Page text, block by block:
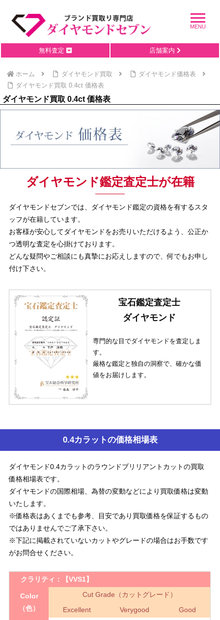
無料査定 店舗案内
ホーム ダイヤモンド買取
ダイヤモンド価格表
ダイヤモンド買取 0.4ct 価格表
ダイヤモンド買取 0.4ct 価格表
ダイヤモンド鑑定査定士が在籍
ダイヤモンドセブンでは、ダイヤモンド鑑定の資格を有するスタ
ッフが在籍しています。
お客様が安心してダイヤモンドをお売りいただけるよう、公正か
つ透明な査定を心掛けております。
どんな疑問やご相談にも真摯にお応えしますので、何でもお申し
付け下さい。
宝石鑑定査定士
ダイヤモンド
専門的な目でダイヤモンドを査定しま
す。
厳格な鑑定と独自の洞察で、確かな価
値をお届けします。
0.4カラットの価格相場表
ダイヤモンド0.4カラットのラウンドブリリアントカットの買取
価格相場表です。
ダイヤモンドの国際相場、為替の変動などにより買取価格は変動
いたします。
※価格表はあくまでも参考、目安であり買取価格を保証するもの
ではありませんでご了承下さい。
※下記に掲載されていないカットやグレードの場合はお手数です
がお問合せください。
クラリティ： 【VVS1】
Color
（色）
Cut Grade（カットグレード）
Excellent
Verygood
Good